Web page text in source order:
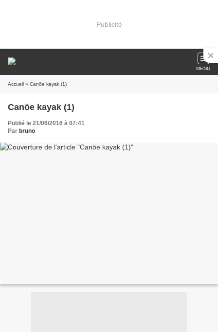
Publicité
MENU
Accueil » Canöe kayak (1)
Canöe kayak (1)
Publié le 21/06/2016 à 07:41
Par bruno